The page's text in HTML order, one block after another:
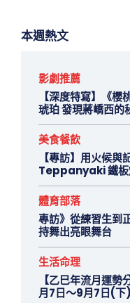
本週熱文
影劇推薦
【深度特寫】《
琥珀 發現蔣嶠西的
美食餐飲
【專訪】用火候
Teppanyaki 鐵板
體育部落
專訪》從練習生到
持舞出亮眼舞台
生活命理
【乙巳年流月運
月7日～9月7日(下)